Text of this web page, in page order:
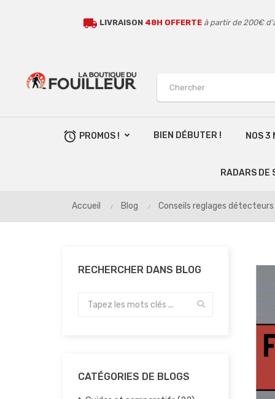
local_shipping LIVRAISON 48H OFFERTE à partir de 200€
alarm PROMOS ! BIEN DÉBUTER ! NOS 3
RADARS DE
Accueil Blog Conseils reglages
RECHERCHER DANS BLOG
CATÉGORIES DE BLOGS